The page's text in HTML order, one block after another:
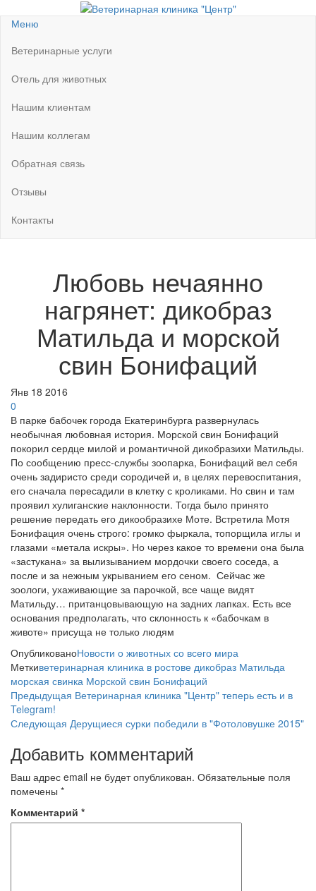
Ветеринарная клиника "Центр"
Круглосуточно
Меню
Ветеринарные услуги
Отель для животных
Нашим клиентам
Нашим коллегам
Обратная связь
Отзывы
Контакты
Любовь нечаянно
нагрянет: дикобраз
Матильда и морской
свин Бонифаций
Янв 18 2016
0
В парке бабочек города Екатеринбурга развернулась
необычная любовная история. Морской свин Бонифаций
покорил сердце милой и романтичной дикобразихи Матильды.
По сообщению пресс-службы зоопарка, Бонифаций вел себя
очень задиристо среди сородичей и, в целях перевоспитания,
его сначала пересадили в клетку с кроликами. Но свин и там
проявил хулиганские наклонности. Тогда было принято
решение передать его дикообразихе Моте. Встретила Мотя
Бонифация очень строго: громко фыркала, топорщила иглы и
глазами «метала искры». Но через какое то времени она была
«застукана» за вылизыванием мордочки своего соседа, а
после и за нежным укрыванием его сеном. Сейчас же
зоологи, ухаживающие за парочкой, все чаще видят
Матильду… пританцовывающую на задних лапках. Есть все
основания предполагать, что склонность к «бабочкам в
животе» присуща не только людям
ОпубликованоНовости о животных со всего мира
Меткиветеринарная клиника в ростове дикобраз Матильда
морская свинка Морской свин Бонифаций
Навигация
по
записям
Предыдущая
запись
Предыдущая Ветеринарная клиника "Центр" теперь есть и в
Telegram!
Следующая
Следующая Дерущиеся сурки победили в "Фотоловушке 2015"
Добавить комментарий
Ваш адрес email не будет опубликован. Обязательные поля
помечены *
Комментарий *